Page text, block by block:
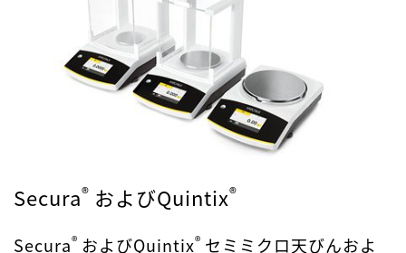
Secura® およびQuintix®
Secura® およびQuintix® セミミクロ天びんおよ